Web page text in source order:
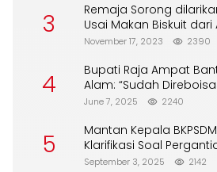
3
Remaja Sorong
Usai
November 17, 2023 2390
4
Bupati Raja Ampat
Alam: “Sudah
Merusak Lingkungan”
June 7, 2025 2240
5
Mantan Kepala
Klarifikasi Soal
September 3, 2025 2142